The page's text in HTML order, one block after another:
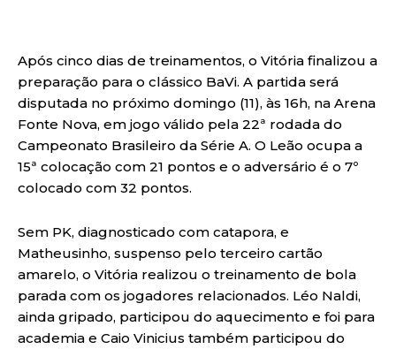
Após cinco dias de treinamentos, o Vitória finalizou a
preparação para o clássico BaVi. A partida será
disputada no próximo domingo (11), às 16h, na Arena
Fonte Nova, em jogo válido pela 22ª rodada do
Campeonato Brasileiro da Série A. O Leão ocupa a
15ª colocação com 21 pontos e o adversário é o 7º
colocado com 32 pontos.
Sem PK, diagnosticado com catapora, e
Matheusinho, suspenso pelo terceiro cartão
amarelo, o Vitória realizou o treinamento de bola
parada com os jogadores relacionados. Léo Naldi,
ainda gripado, participou do aquecimento e foi para
academia e Caio Vinicius também participou do